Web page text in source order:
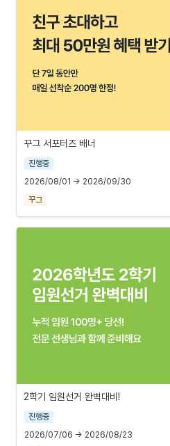
꾸그 서포터즈 배너
진행중
2026/08/01 → 2026/09/30
꾸그
2학기 임원선거 완벽대비!
진행중
2026/07/06 → 2026/08/23